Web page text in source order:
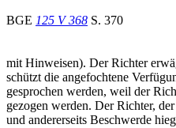
BGE 125 V 368 S. 370
mit Hinweisen). Der Richter
schützt die angefochtene
gesprochen werden, weil der
gezogen werden. Der Richter,
und andererseits Beschwerde